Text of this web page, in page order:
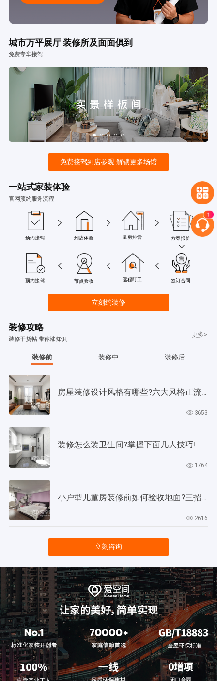
城市万平展厅 装修所及面面俱到
免费专车接驾
免费接驾到店参观 解锁更多场馆
一站式家装体验
官网预约服务流程
预约接驾 到店体验 量房排雷 方案报价
预约接驾 节点验收 远程盯工 签订合同
立刻约装修
装修攻略
装修干货帖 带你涨知识
更多>
装修前 装修中 装修后
房屋装修设计风格有哪些?六大风格正流行!
3653
装修怎么装卫生间?掌握下面几大技巧!
1764
2616
立刻咨询